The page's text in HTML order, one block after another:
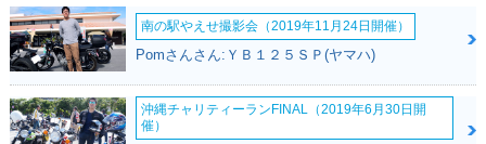
南の駅やえせ撮影会（2019年11月24日開催）
Pomさんさん:ＹＢ１２５ＳＰ(ヤマハ)
沖縄チャリティーランFINAL（2019年6月30日開
催）